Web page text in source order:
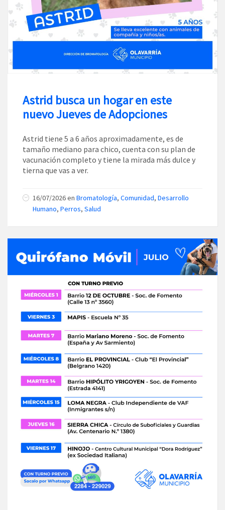
Astrid busca un hogar en este
nuevo Jueves de Adopciones
Astrid tiene 5 a 6 años aproximadamente, es de
tamaño mediano para chico, cuenta con su plan de
vacunación completo y tiene la mirada más dulce y
tierna que vas a ver.
16/07/2026en Bromatología, Comunidad, Desarrollo
Humano, Perros, Salud